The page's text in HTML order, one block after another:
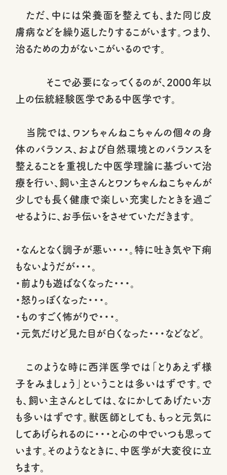
ただ、中には栄養面を整えても、また同じ皮
膚病などを繰り返したりするこがいます。つまり、
治るための力がないこがいるのです。
そこで必要になってくるのが、2000年以
上の伝統経験医学である中医学です。
当院では、ワンちゃんねこちゃんの個々の身
体のバランス、および自然環境とのバランスを
整えることを重視した中医学理論に基づいて治
療を行い、飼い主さんとワンちゃんねこちゃんが
少しでも長く健康で楽しい充実したときを過ご
せるように、お手伝いをさせていただきます。
・なんとなく調子が悪い・・・。特に吐き気や下痢
もないようだが・・・。
・前よりも遊ばなくなった・・・。
・怒りっぽくなった・・・。
・ものすごく怖がりで・・・。
・元気だけど見た目が白くなった・・・などなど。
このような時に西洋医学では「とりあえず様
子をみましょう」ということは多いはずです。で
も、飼い主さんとしては、なにかしてあげたい方
も多いはずです。獣医師としても、もっと元気に
してあげられるのに・・・と心の中でいつも思って
います。そのようなときに、中医学が大変役に立
ちます。